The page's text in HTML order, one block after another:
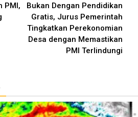
PMI,
Bukan Dengan Pendidikan
Gratis, Jurus Pemerintah
Tingkatkan Perekonomian
Desa dengan Memastikan
PMI Terlindungi